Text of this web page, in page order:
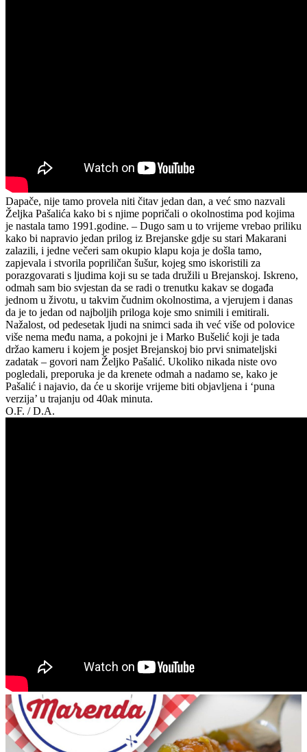
Dapače, nije tamo provela niti čitav jedan dan, a već smo nazvali
Željka Pašalića kako bi s njime popričali o okolnostima pod kojima
je nastala tamo 1991.godine. – Dugo sam u to vrijeme vrebao priliku
kako bi napravio jedan prilog iz Brejanske gdje su stari Makarani
zalazili, i jedne večeri sam okupio klapu koja je došla tamo,
zapjevala i stvorila popriličan šušur, kojeg smo iskoristili za
porazgovarati s ljudima koji su se tada družili u Brejanskoj. Iskreno,
odmah sam bio svjestan da se radi o trenutku kakav se događa
jednom u životu, u takvim čudnim okolnostima, a vjerujem i danas
da je to jedan od najboljih priloga koje smo snimili i emitirali.
Nažalost, od pedesetak ljudi na snimci sada ih već više od polovice
više nema među nama, a pokojni je i Marko Bušelić koji je tada
držao kameru i kojem je posjet Brejanskoj bio prvi snimateljski
zadatak – govori nam Željko Pašalić. Ukoliko nikada niste ovo
pogledali, preporuka je da krenete odmah a nadamo se, kako je
Pašalić i najavio, da će u skorije vrijeme biti objavljena i ‘puna
verzija’ u trajanju od 40ak minuta.
O.F. / D.A.